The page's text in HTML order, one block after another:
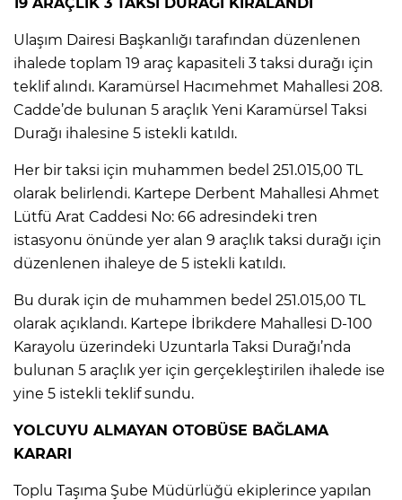
Ulaşım Dairesi Başkanlığı tarafından düzenlenen
ihalede toplam 19 araç kapasiteli 3 taksi durağı için
teklif alındı. Karamürsel Hacımehmet Mahallesi 208.
Cadde’de bulunan 5 araçlık Yeni Karamürsel Taksi
Durağı ihalesine 5 istekli katıldı.
Her bir taksi için muhammen bedel 251.015,00 TL
olarak belirlendi. Kartepe Derbent Mahallesi Ahmet
Lütfü Arat Caddesi No: 66 adresindeki tren
istasyonu önünde yer alan 9 araçlık taksi durağı için
düzenlenen ihaleye de 5 istekli katıldı.
Bu durak için de muhammen bedel 251.015,00 TL
olarak açıklandı. Kartepe İbrikdere Mahallesi D-100
Karayolu üzerindeki Uzuntarla Taksi Durağı’nda
bulunan 5 araçlık yer için gerçekleştirilen ihalede ise
yine 5 istekli teklif sundu.
YOLCUYU ALMAYAN OTOBÜSE BAĞLAMA
KARARI
Toplu Taşıma Şube Müdürlüğü ekiplerince yapılan